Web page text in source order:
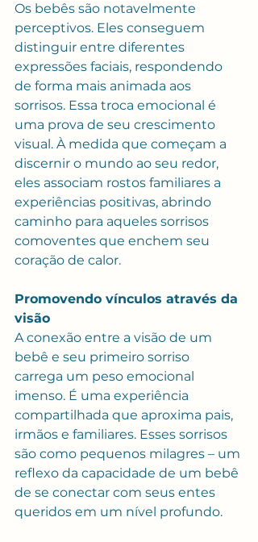
Os bebês são notavelmente
perceptivos. Eles conseguem
distinguir entre diferentes
expressões faciais, respondendo
de forma mais animada aos
sorrisos. Essa troca emocional é
uma prova de seu crescimento
visual. À medida que começam a
discernir o mundo ao seu redor,
eles associam rostos familiares a
experiências positivas, abrindo
caminho para aqueles sorrisos
comoventes que enchem seu
coração de calor.
Promovendo vínculos através da
visão
A conexão entre a visão de um
bebê e seu primeiro sorriso
carrega um peso emocional
imenso. É uma experiência
compartilhada que aproxima pais,
irmãos e familiares. Esses sorrisos
são como pequenos milagres – um
reflexo da capacidade de um bebê
de se conectar com seus entes
queridos em um nível profundo.